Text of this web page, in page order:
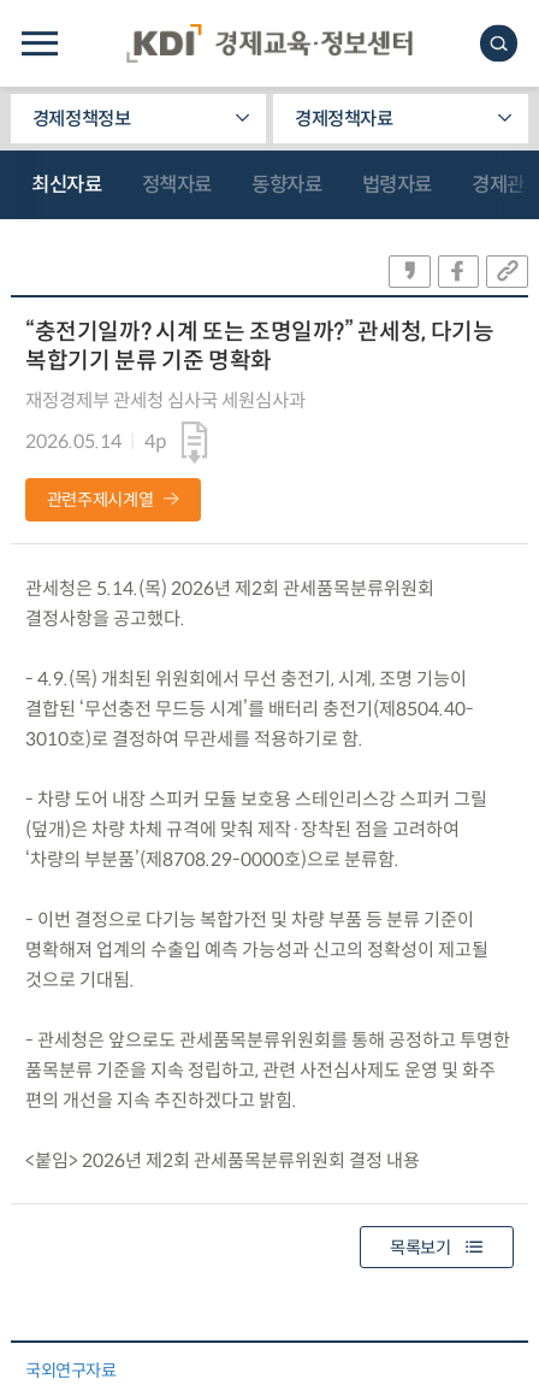
경제정책정보 경제정책자료
최신자료 정책자료 동향자료 법령자료 경제관
“충전기일까? 시계 또는 조명일까?” 관세청, 다기능
복합기기 분류 기준 명확화
재정경제부 관세청 심사국 세원심사과
2026.05.14
4p
관련주제시계열
관세청은 5.14.(목) 2026년 제2회 관세품목분류위원회
결정사항을 공고했다.
- 4.9.(목) 개최된 위원회에서 무선 충전기, 시계, 조명 기능이
결합된 ‘무선충전 무드등 시계’를 배터리 충전기(제8504.40-
3010호)로 결정하여 무관세를 적용하기로 함.
- 차량 도어 내장 스피커 모듈 보호용 스테인리스강 스피커 그릴
(덮개)은 차량 차체 규격에 맞춰 제작·장착된 점을 고려하여
‘차량의 부분품’(제8708.29-0000호)으로 분류함.
- 이번 결정으로 다기능 복합가전 및 차량 부품 등 분류 기준이
명확해져 업계의 수출입 예측 가능성과 신고의 정확성이 제고될
것으로 기대됨.
- 관세청은 앞으로도 관세품목분류위원회를 통해 공정하고 투명한
품목분류 기준을 지속 정립하고, 관련 사전심사제도 운영 및 화주
편의 개선을 지속 추진하겠다고 밝힘.
<붙임> 2026년 제2회 관세품목분류위원회 결정 내용
목록보기
국외연구자료